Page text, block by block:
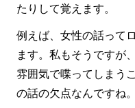
たりして覚えます。
例えば、女性の話って
ます。私もそうですが
雰囲気で喋ってしまう
の話の欠点なんですね。